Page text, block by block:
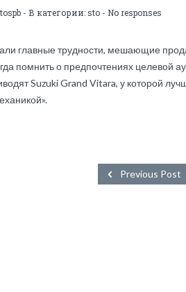
- В категории:sto - No responses
главные трудности, мешающие
помнить о предпочтениях целевой
Suzuki Grand Vitara, у которой
Previous Post